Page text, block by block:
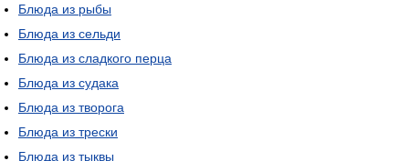
Блюда из рыбы
Блюда из сельди
Блюда из сладкого перца
Блюда из судака
Блюда из творога
Блюда из трески
Блюда из тыквы